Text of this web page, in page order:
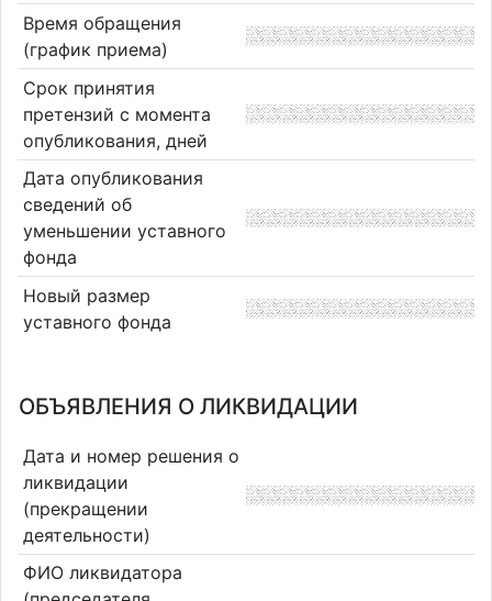
Время обращения
(график приема)
Срок принятия
претензий с момента
опубликования, дней
Дата опубликования
сведений об
уменьшении уставного
фонда
Новый размер
уставного фонда
ОБЪЯВЛЕНИЯ О ЛИКВИДАЦИИ
Дата и номер решения о
ликвидации
(прекращении
деятельности)
ФИО ликвидатора